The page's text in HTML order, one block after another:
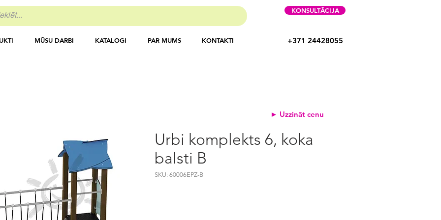
MŪSU DARBI KATALOGI PAR MUMS KONTAKTI
KONSULTĀCIJA
+371 24428055
Urbi komplekts 6, koka
balsti B
SKU: 60006EPZ-B
► Uzzināt cenu